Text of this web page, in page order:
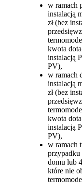
w ramach
instalacją
zł (bez
kwota
instalacją
PV),
w ramach
instalacją
zł (bez
kwota
instalacją
PV),
w ramach
przypadku
domu lub
które nie